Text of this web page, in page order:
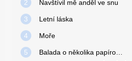
2 Navštívil mě anděl ve snu
3 Letní láska
4 Moře
5